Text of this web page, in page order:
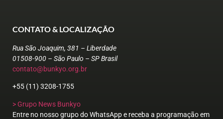
CONTATO & LOCALIZAÇÃO
Rua São Joaquim, 381 – Liberdade
01508-900 – São Paulo – SP Brasil
contato@bunkyo.org.br
+55 (11) 3208-1755
> Grupo News Bunkyo
Entre no nosso grupo do WhatsApp e receba a programação em